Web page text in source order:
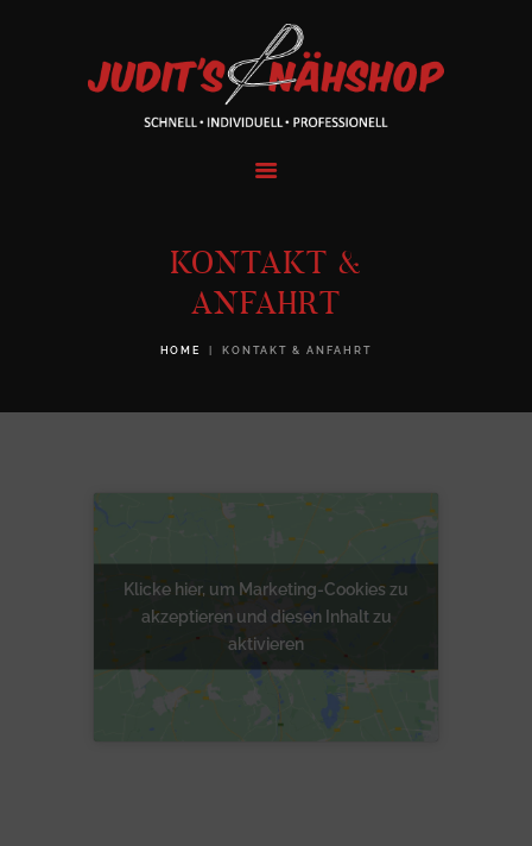
KONTAKT &
ANFAHRT
HOME KONTAKT & ANFAHRT
SCHNEIDEREI
ÄNDERUNGSSCH
HEIMSERVICE
ÜBER UNS
KONTAKT
Klicke hier, um Marketing-Cookies zu
akzeptieren und diesen Inhalt zu
aktivieren